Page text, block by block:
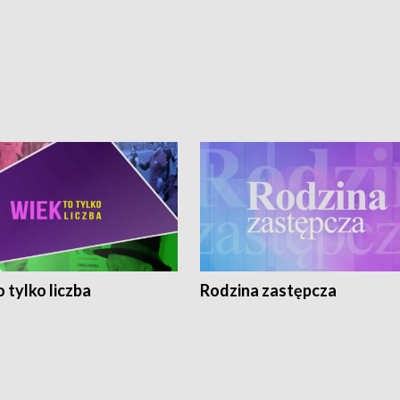
tylko liczba Rodzina zastępcza